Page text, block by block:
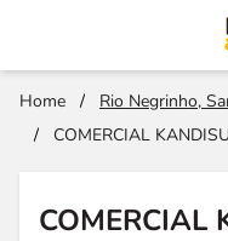
Home / Rio Negrinho,
/
COMERCIAL
COMERCIAL